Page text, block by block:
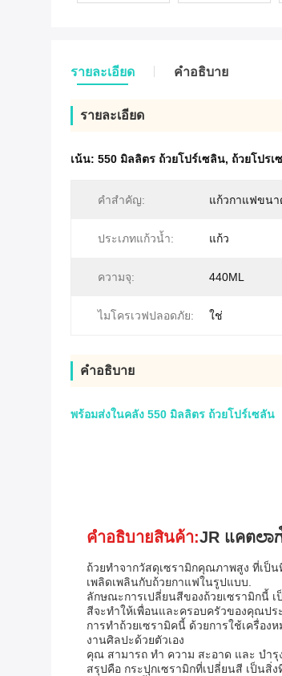
รายละเอียด คําอธิบาย
รายละเอียด
เน้น: 550 มิลลิตร ถ้วยโปร์เซลิน, ถ้วยโปรเ
คําสําคัญ: แก้วกาแฟขนา
ประเภทแก้วน้ำ: แก้ว
ความจุ: 440ML
ไมโครเวฟปลอดภัย: ใช่
คําอธิบาย
พร้อมส่งในคลัง 550 มิลลิตร ถ้วยโปร์เซลัน
คําอธิบายสินค้า:JR แคต
ถ้วยทําจากวัสดุเซรามิกคุณภาพสูง ที่เ
เพลิดเพลินกับถ้วยกาแฟในรูปแบบ.
ลักษณะการเปลี่ยนสีของถ้วยเซรามิกนี้
สีจะทําให้เพื่อนและครอบครัวของคุณป
การทําถ้วยเซรามิคนี้ ด้วยการใช้เครื่อ
งานศิลปะด้วยตัวเอง
คุณ สามารถ ทํา ความ สะอาด และ บํารุ
สรุปคือ กระปุกเซรามิกที่เปลี่ยนสี เป็น